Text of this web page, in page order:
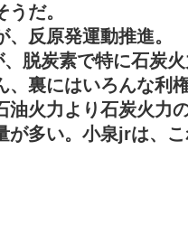
だ。
、反原発運動推進。
脱炭素で特に石炭火
、裏にはいろんな利権
油火力より石炭火力
が多い。小泉jrは、